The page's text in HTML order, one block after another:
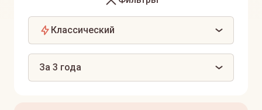
Классический
За 3 года